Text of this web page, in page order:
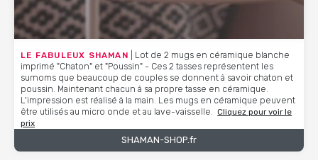
LE FABULEUX SHAMAN | Lot de 2 mugs en céramique blanche
imprimé "Chaton" et "Poussin" - Ces 2 tasses représentent les
surnoms que beaucoup de couples se donnent à savoir chaton et
poussin. Maintenant chacun à sa propre tasse en céramique.
L'impression est réalisé à la main. Les mugs en céramique peuvent
être utilisés au micro onde et au lave-vaisselle. Cliquez pour voir le
prix
SHAMAN-SHOP.fr